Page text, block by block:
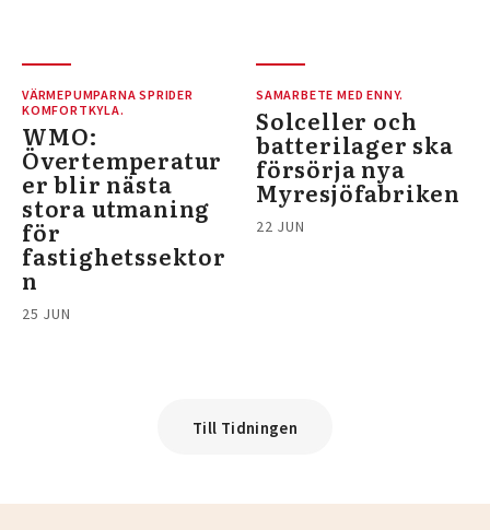
VÄRMEPUMPARNA SPRIDER
KOMFORTKYLA.
WMO:
Övertemperatur
er blir nästa
stora utmaning
för
fastighetssektor
n
25 JUN
SAMARBETE MED ENNY.
Solceller och
batterilager ska
försörja nya
Myresjöfabriken
22 JUN
Till Tidningen